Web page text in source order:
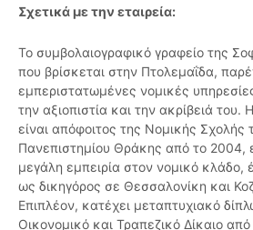
Σχετικά με την εταιρεία:
Το συμβολαιογραφικό γραφείο της
που βρίσκεται στην Πτολεμαΐδα,
εμπεριστατωμένες νομικές
την αξιοπιστία και την ακρίβειά του.
είναι απόφοιτος της Νομικής Σχολής
Πανεπιστημίου Θράκης από το 2004,
μεγάλη εμπειρία στον νομικό κλάδο,
ως δικηγόρος σε Θεσσαλονίκη και
Επιπλέον, κατέχει μεταπτυχιακό
Οικονομικό και Τραπεζικό Δίκαιο από